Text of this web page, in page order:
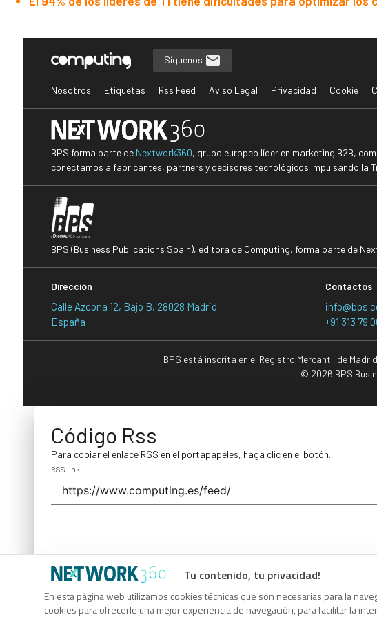
Tu contenido, tu privacidad!
En esta página web utilizamos cookies técnicas que son necesarias para la
cookies para ofrecerle una mejor experiencia de navegación, para facilitar la
Síguenos
Nosotros Etiquetas Rss Feed Aviso Legal Privacidad Cookie
BPS forma parte de Nextwork360, grupo europeo líder en marketing B2B,
conectamos a fabricantes, partners y decisores tecnológicos impulsando la
BPS (Business Publications Spain), editora de Computing, forma parte de
Dirección
Calle Azcona 12, Bajo B, 28028 Madrid
España
Contactos
+91 313 79
BPS está inscrita en el Registro Mercantil de
© 2026 BPS
Código Rss
Para copiar el enlace RSS en el portapapeles, haga clic en el botón.
RSS link
Código Rss